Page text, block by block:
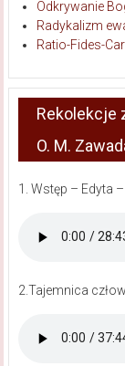
Odkrywanie
Radykalizm
Ratio-Fides-
Rekolekcje
O. M.
1. Wstęp – Edyta
2.Tajemnica